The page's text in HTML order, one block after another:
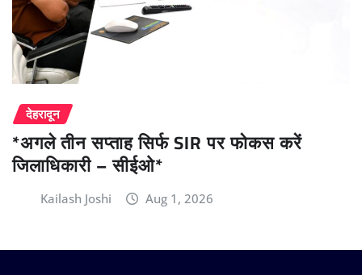
देहरादून
*अगले तीन सप्ताह सिर्फ SIR पर फोकस करें
जिलाधिकारी – सीईओ*
Kailash Joshi Aug 1, 2026